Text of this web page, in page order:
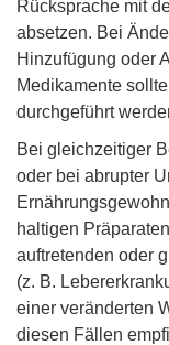
Rücksprache mit
absetzen. Bei
Hinzufügung oder
Medikamente
durchgeführt
Bei gleichzeitiger
oder bei abrupter
haltigen
auftretenden oder
(z. B.
einer veränderten
diesen Fällen